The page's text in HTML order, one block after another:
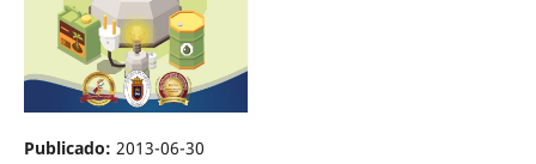
Publicado: 2013-06-30